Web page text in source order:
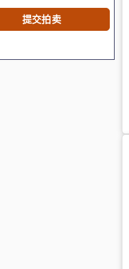
提交拍卖